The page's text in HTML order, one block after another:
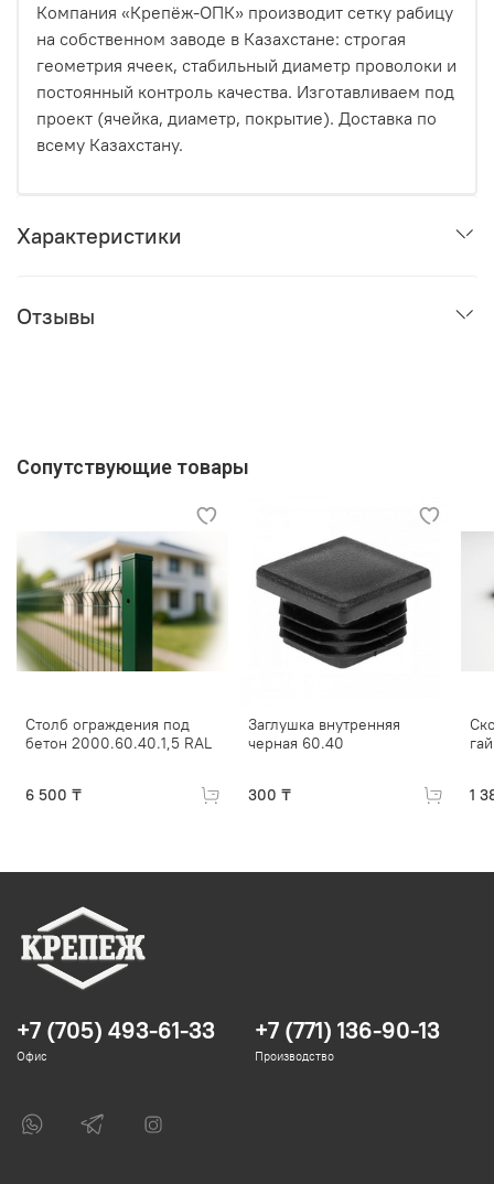
Компания «Крепёж‑ОПК» производит сетку рабицу
на собственном заводе в Казахстане: строгая
геометрия ячеек, стабильный диаметр проволоки и
постоянный контроль качества. Изготавливаем под
проект (ячейка, диаметр, покрытие). Доставка по
всему Казахстану.
Характеристики
Отзывы
Сопутствующие товары
Столб ограждения под
бетон 2000.60.40.1,5 RAL
6 500 ₸
Заглушка внутренняя
черная 60.40
300 ₸ 1
+7 (705) 493-61-33
Офис
+7 (771) 136-90-13
Производство